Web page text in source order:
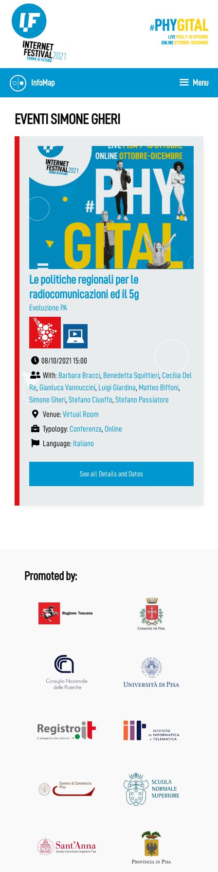
content
InfoMap Menu
EVENTI SIMONE GHERI
Le politiche regionali per le
radiocomunicazioni ed il 5g
Evoluzione PA
08/10/2021 15:00
With: Barbara Bracci, Benedetta Squittieri, Cecilia Del
Re, Gianluca Vannuccini, Luigi Giardina, Matteo Biffoni,
Simone Gheri, Stefano Ciuoffo, Stefano Passiatore
Venue: Virtual Room
Typology: Conferenza, Online
Language: Italiano
See all Details and Dates
Promoted by: